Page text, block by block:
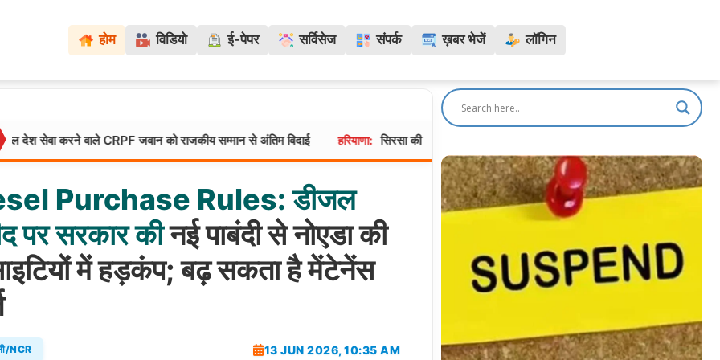
होम विडियो ई-पेपर सर्विसेज संपर्क ख़बर भेजें लॉगिन
CRPF जवान को राजकीय सम्मान से अंतिम विदाई हरियाणा: सिरसा की बेटी मेजर कर्मजीत कौर ने रचा इतिहास: 314 दिनों के ‘समुद्र प्रदक्षिणा’ अभियान को किया
Purchase Rules: डीजल
परसरकारकीनई पाबंदी से नोएडा की
में हड़कंप; बढ़ सकता है मेंटेनेंस
NCR 13 JUN 2026, 10:35 AM